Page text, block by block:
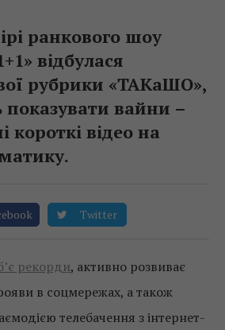
ранкового шоу
відбулася
рубрики «ТАКаШО»,
показувати вайни –
короткі відео на
Twitter
рекорди, активно розвиває
в соцмережах, а також
телебачення з інтернет-